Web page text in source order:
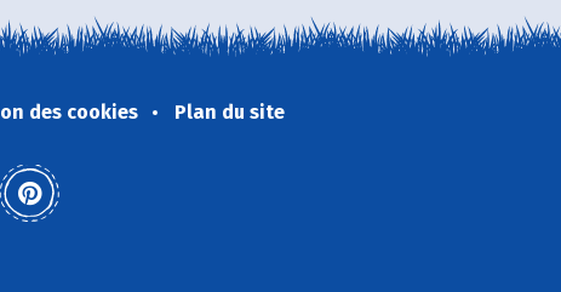
des cookies Plan du site